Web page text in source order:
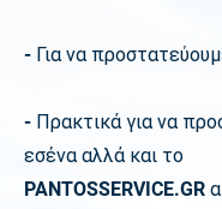
- Για να
- Πρακτικά για να
εσένα αλλά και το
PANTOSSERVICE.GR